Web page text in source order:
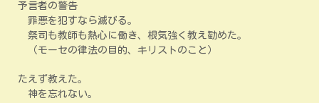
予言者の警告
罪悪を犯すなら滅びる。
祭司も教師も熱心に働き、根気強く教え勧めた。
（モーセの律法の目的、キリストのこと）
たえず教えた。
神を忘れない。